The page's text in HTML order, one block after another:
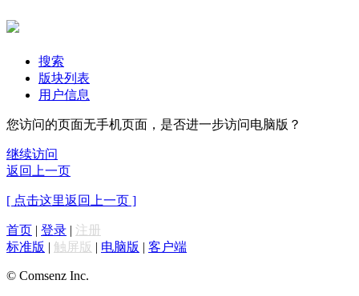
搜索
版块列表
用户信息
您访问的页面无手机页面，是否进一步访问电脑版？
继续访问
返回上一页
[ 点击这里返回上一页 ]
首页 | 登录 | 注册
标准版 | 触屏版 | 电脑版 | 客户端
© Comsenz Inc.